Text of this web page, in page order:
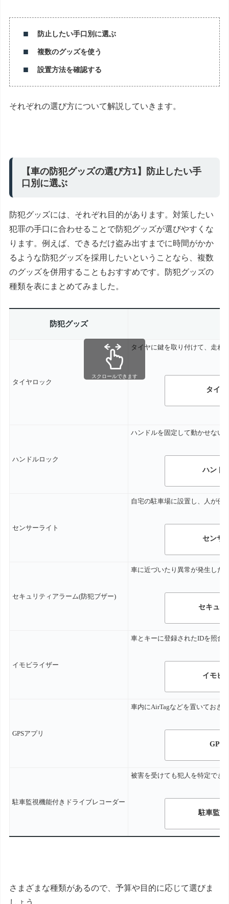
防止したい手口別に選ぶ
複数のグッズを使う
設置方法を確認する
それぞれの選び方について解説していきます。
【車の防犯グッズの選び方1】防止したい手
口別に選ぶ
防犯グッズには、それぞれ目的があります。対策したい
犯罪の手口に合わせることで防犯グッズが選びやすくな
ります。例えば、できるだけ盗み出すまでに時間がかか
るような防犯グッズを採用したいということなら、複数
のグッズを併用することもおすすめです。防犯グッズの
種類を表にまとめてみました。
防犯グッズ
タイヤロック
タイヤに鍵を取り付けて、走れ
タイ
ハンドルロック
ハンドルを固定して動かせない
ハンド
センサーライト
自宅の駐車場に設置し、人が侵
センサ
セキュリティアラーム(防犯ブザー)
車に近づいたり異常が発生した
セキュリ
イモビライザー
車とキーに登録されたIDを照合
イモビ
GPSアプリ
車内にAirTagなどを置いておき
GPS
駐車監視機能付きドライブレコーダー
被害を受けても犯人を特定でき
駐車監視
スクロールできます
さまざまな種類があるので、予算や目的に応じて選びま
しょう。